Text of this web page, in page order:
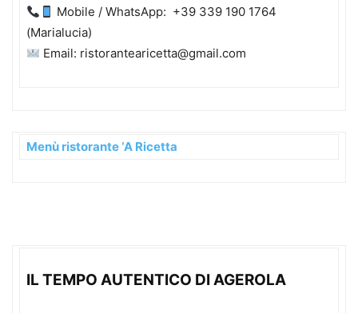
Mobile / WhatsApp: +39 339 190 1764
(Marialucia)
Email: ristorantearicetta@gmail.com
Menù ristorante ‘A Ricetta
IL TEMPO AUTENTICO DI AGEROLA